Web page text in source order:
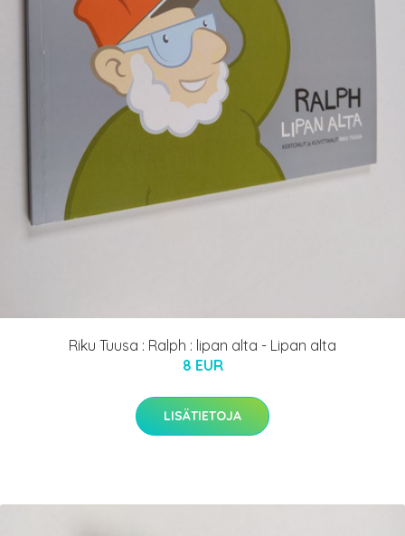
Riku Tuusa : Ralph : lipan alta - Lipan alta
8 EUR
LISÄTIETOJA